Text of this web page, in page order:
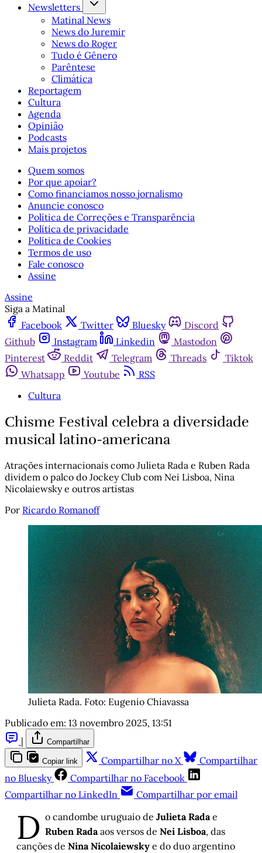
Newsletters
Matinal News
News do Juremir
News do Roger
Tudo é Gênero
Parêntese
Climática
Reportagem
Cultura
Agenda
Opinião
Podcasts
Mais projetos
Quem somos
Por que apoiar?
Como financiamos nosso jornalismo
Anuncie conosco
Política de Correções e Transparência
Política de privacidade
Política de Cookies
Termos de uso
Fale conosco
Assine
Assine
Siga a Matinal
Facebook
Twitter Bluesky
Discord
Github
Instagram Linkedin
Mastodon
Pinterest
Reddit Telegram Threads
Tiktok
Whatsapp
Youtube
RSS
Cultura
Chisme Festival celebra a diversidade
musical latino-americana
Atrações internacionais como Julieta Rada e Ruben Rada
dividem o palco do Jockey Club com Nei Lisboa, Nina
Nicolaiewsky e outros artistas
Por Ricardo Romanoff
Julieta Rada. Foto: Eugenio Chiavassa
Publicado em: 13 novembro 2025, 13:51
|
Compartilhar
Copiar link Compartilhar no X
Compartilhar
no Bluesky
Compartilhar no Facebook
Compartilhar no LinkedIn
Compartilhar por email
D o candombe uruguaio de Julieta Radae
Ruben Radaaos versos de Nei Lisboa, das
canções de Nina Nicolaiewsky e do duo argentino